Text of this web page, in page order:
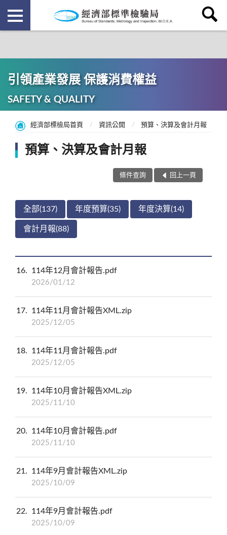
引領產業發展 保護消費權益
SAFETY & QUALITY
經濟部標檢局首頁 資訊公開 預算、決算及會計月報
預算、決算及會計月報
條件查詢 回上一頁
全部(137) 年度預算(35) 年度決算(14)
會計月報(88)
16 114年12月會計報告.pdf
2026/01/12
17 114年11月會計報告XML.zip
2025/12/05
18 114年11月會計報告.pdf
2025/12/05
19 114年10月會計報告XML.zip
2025/11/10
20 114年10月會計報告.pdf
2025/11/10
21 114年9月會計報告XML.zip
2025/10/09
22 114年9月會計報告.pdf
2025/10/09